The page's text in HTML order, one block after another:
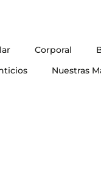
Corporal
Nuestras